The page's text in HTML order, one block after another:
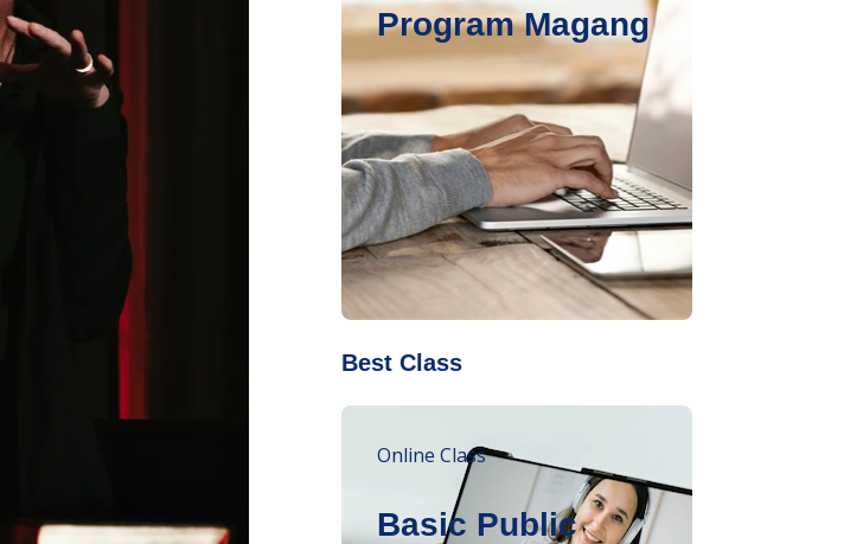
Program Magang
Best Class
Online Class
Basic Public